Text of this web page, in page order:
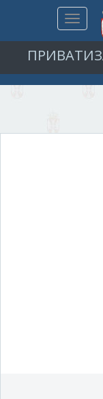
Toggle